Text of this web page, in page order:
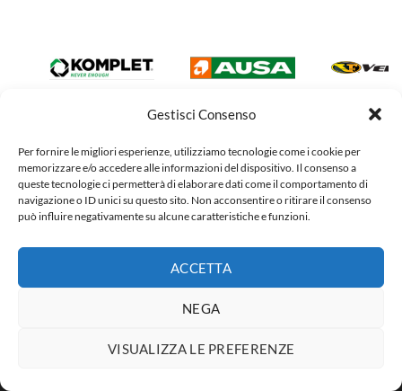
Gestisci Consenso
Per fornire le migliori esperienze, utilizziamo tecnologie come i cookie per
memorizzare e/o accedere alle informazioni del dispositivo. Il consenso a
queste tecnologie ci permetterà di elaborare dati come il comportamento di
navigazione o ID unici su questo sito. Non acconsentire o ritirare il consenso
può influire negativamente su alcune caratteristiche e funzioni.
ACCETTA
NEGA
VISUALIZZA LE PREFERENZE